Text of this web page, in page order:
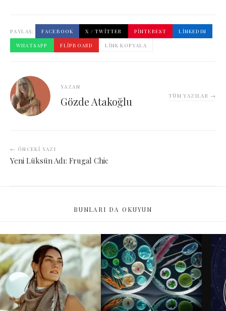
PAYLAŞ: FACEBOOK X / TWITTER PINTEREST
LINKEDIN
WHATSAPP
FLIPBOARD LINK KOPYALA
YAZAN
Gözde Atakoğlu TÜM YAZILAR →
← ÖNCEKI YAZI
Yeni Lüksün Adı: Frugal Chic
BUNLARI DA OKUYUN